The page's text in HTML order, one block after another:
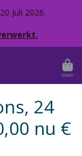
Juli 2026.
MAND
24
nu €